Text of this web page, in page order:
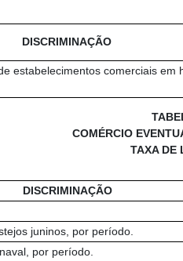
DISCRIMINAÇÃO
estabelecimentos comerciais em
COMÉRCIO
TAXA DE
DISCRIMINAÇÃO
juninos, por período.
por período.